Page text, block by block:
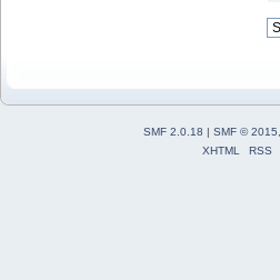
SMF 2.0.18 | SMF © 2015
XHTML
RSS